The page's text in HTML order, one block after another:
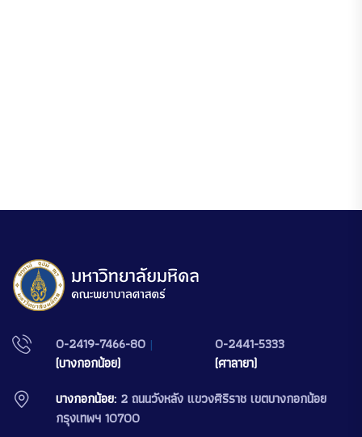
0-2419-7466-80 |
(บางกอกน้อย)
0-2441-5333
(ศาลายา)
บางกอกน้อย: 2 ถนนวังหลัง แขวงศิริราช เขตบางกอกน้อย
กรุงเทพฯ 10700